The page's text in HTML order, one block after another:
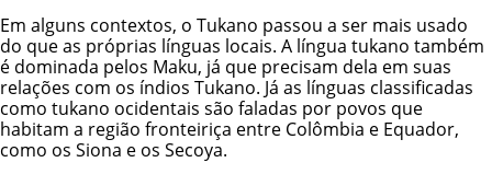
Em alguns contextos, o Tukano passou a ser mais usado
do que as próprias línguas locais. A língua tukano também
é dominada pelos Maku, já que precisam dela em suas
relações com os índios Tukano. Já as línguas classificadas
como tukano ocidentais são faladas por povos que
habitam a região fronteiriça entre Colômbia e Equador,
como os Siona e os Secoya.